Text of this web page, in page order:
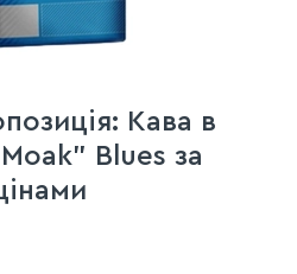
Кава в
Blues за